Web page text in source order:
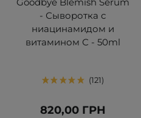
Goodbye Blemish Serum
- Сыворотка с
ниацинамидом и
витамином С - 50ml
121
820,00 ГРН